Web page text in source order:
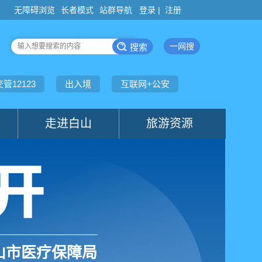
登录 | 注册
市医疗保障局